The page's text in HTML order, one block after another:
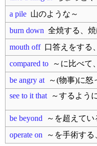
a pile 山のような～
burn down 全焼する、
mouth off口答えをする
compared to ～に比べて
be angry at ～(物事)に怒
see to it that ～するよう
be beyond ～を超えてい
operate on ～を手術する